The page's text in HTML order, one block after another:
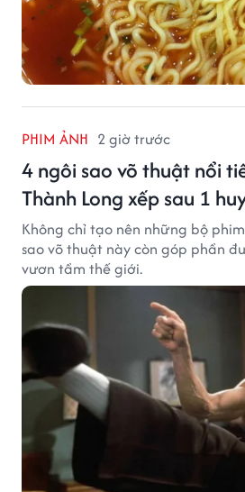
PHIM ẢNH 2 giờ trước
4 ngôi sao võ thuật nổi
Thành Long xếp sau 1
Không chỉ tạo nên những bộ
sao võ thuật này còn góp phần
vươn tầm thế giới.